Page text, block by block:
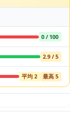
0 / 100
2.9 / 5
平均 2 最高 5